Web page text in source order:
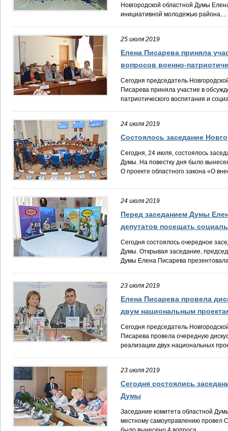
Новгородской областной Думы
инициативной молодежью района....
25 июля 2019
Елена Писарева приняла
вопросов военно-
Сегодня председатель
Писарева приняла участие в
патриотического воспитания и
24 июля 2019
Состоялось заседание
Сегодня, 24 июля, состоялось
Думы. На повестку дня было
О проекте областного закона «О
24 июля 2019
Перед заседанием Думы
депутатов посещать
Сегодня состоялось очередное
Думы. Открывая заседание,
Думы Елена Писарева
23 июля 2019
Елена Писарева провела
двум национальным
Сегодня председатель
Писарева провела очередную
реализации двух национальных
23 июля 2019
Сегодня состоялись
Думы
Заседание комитета областной
местному самоуправлению провел